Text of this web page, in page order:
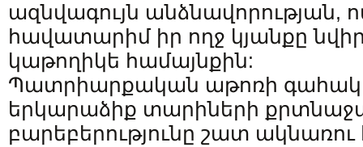
ազնվագույն անձնավորության,
հավատարիմ իր ողջ կյանքը
կաթողիկե համայնքին:
Պատրիարքական աթոռի
երկարաձիք տարիների
բարեբերությունը շատ ակնառու